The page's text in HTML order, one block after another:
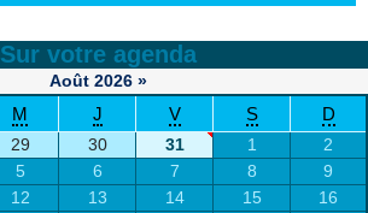
Sur votre agenda
Août 2026 »
M J V S D
29 30 31 1
2
5 6 7 8
9
12 13 14 15
16